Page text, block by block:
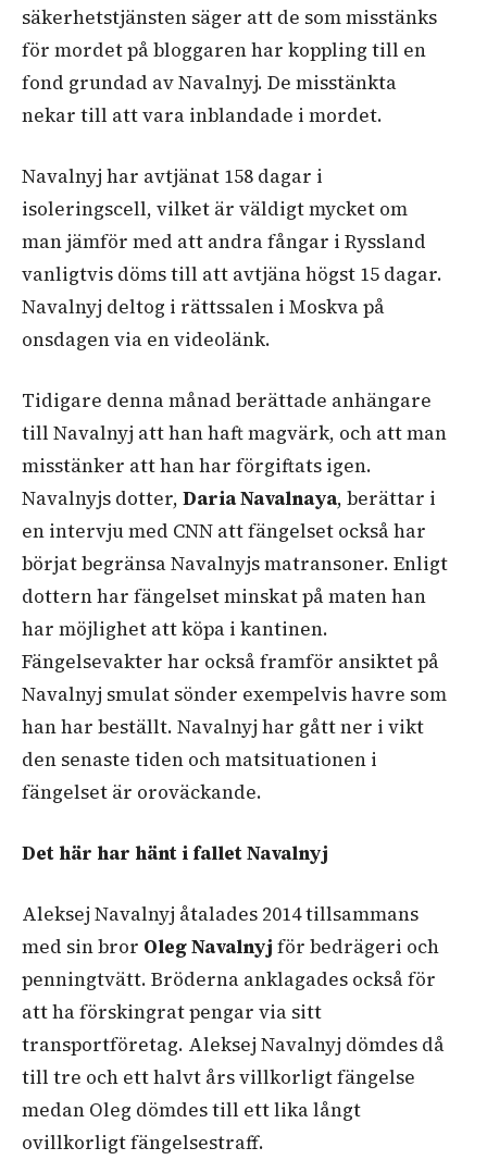
säkerhetstjänsten säger att de som misstänks
för mordet på bloggaren har koppling till en
fond grundad av Navalnyj. De misstänkta
nekar till att vara inblandade i mordet.
Navalnyj har avtjänat 158 dagar i
isoleringscell, vilket är väldigt mycket om
man jämför med att andra fångar i Ryssland
vanligtvis döms till att avtjäna högst 15 dagar.
Navalnyj deltog i rättssalen i Moskva på
onsdagen via en videolänk.
Tidigare denna månad berättade anhängare
till Navalnyj att han haft magvärk, och att man
misstänker att han har förgiftats igen.
Navalnyjs dotter, Daria Navalnaya, berättar i
en intervju med CNN att fängelset också har
börjat begränsa Navalnyjs matransoner. Enligt
dottern har fängelset minskat på maten han
har möjlighet att köpa i kantinen.
Fängelsevakter har också framför ansiktet på
Navalnyj smulat sönder exempelvis havre som
han har beställt. Navalnyj har gått ner i vikt
den senaste tiden och matsituationen i
fängelset är oroväckande.
Det här har hänt i fallet Navalnyj
Aleksej Navalnyj åtalades 2014 tillsammans
med sin bror Oleg Navalnyj för bedrägeri och
penningtvätt. Bröderna anklagades också för
att ha förskingrat pengar via sitt
transportföretag. Aleksej Navalnyj dömdes då
till tre och ett halvt års villkorligt fängelse
medan Oleg dömdes till ett lika långt
ovillkorligt fängelsestraff.